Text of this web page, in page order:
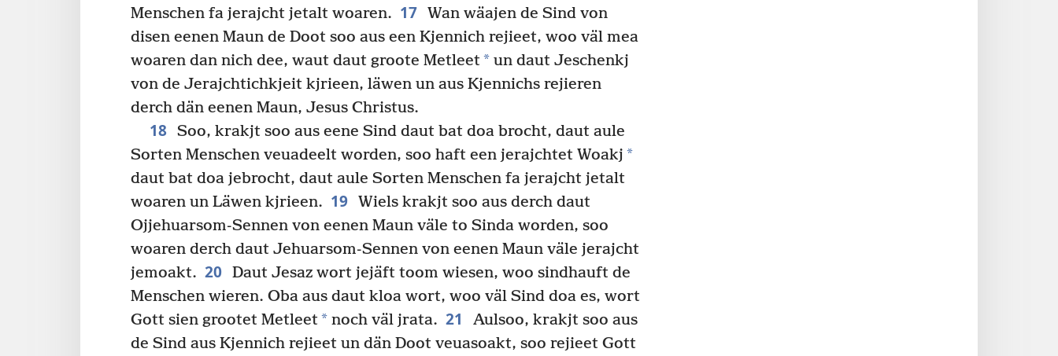
Menschen fa jerajcht jetalt woaren. 17 Wan wäajen de Sind von
disen eenen Maun de Doot soo aus een Kjennich rejieet, woo väl mea
woaren dan nich dee, waut daut groote Metleet* un daut Jeschenkj
von de Jerajchtichkjeit kjrieen, läwen un aus Kjennichs rejieren
derch dän eenen Maun, Jesus Christus.
18 Soo, krakjt soo aus eene Sind daut bat doa brocht, daut aule
Sorten Menschen veuadeelt worden, soo haft een jerajchtet Woakj *
daut bat doa jebrocht, daut aule Sorten Menschen fa jerajcht jetalt
woaren un Läwen kjrieen. 19 Wiels krakjt soo aus derch daut
Ojjehuarsom-Sennen von eenen Maun väle to Sinda worden, soo
woaren derch daut Jehuarsom-Sennen von eenen Maun väle jerajcht
jemoakt. 20 Daut Jesaz wort jejäft toom wiesen, woo sindhauft de
Menschen wieren. Oba aus daut kloa wort, woo väl Sind doa es, wort
Gott sien grootet Metleet* noch väl jrata. 21
Aulsoo, krakjt soo aus
de Sind aus Kjennich rejieet un dän Doot veuasoakt, soo rejieet Gott